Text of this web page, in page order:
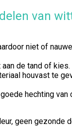
van
niet of
de tand of
houvast te
hechting
geen